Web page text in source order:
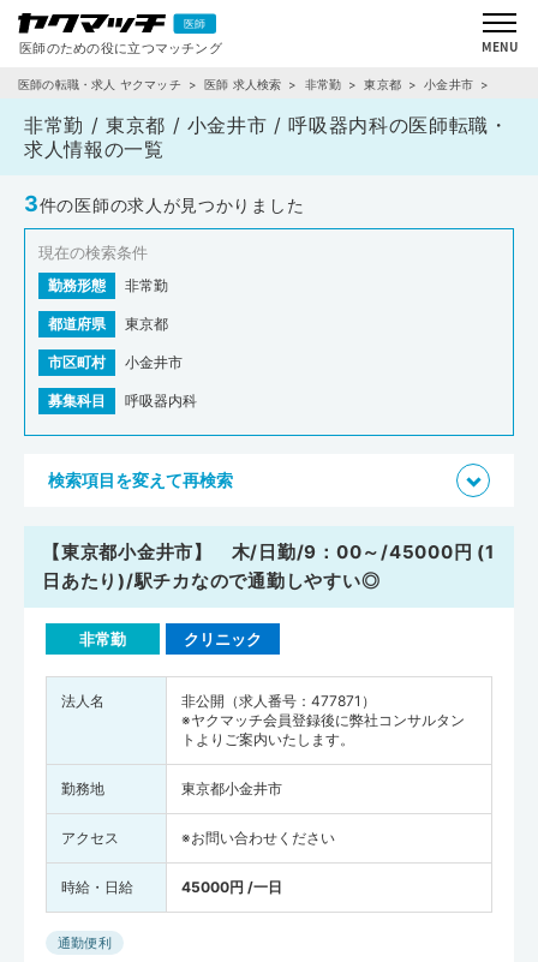
医師の転職・求人 ヤクマッチ 医師 求人検索 非常勤 東京都 小金井市
呼吸器内科
非常勤 / 東京都 / 小金井市 / 呼吸器内科の医師転職・
求人情報の一覧
3件の医師の求人が見つかりました
現在の検索条件
勤務形態 非常勤
都道府県 東京都
市区町村 小金井市
募集科目 呼吸器内科
検索項目を変えて再検索
【東京都小金井市】 木/日勤/9：00～/45000円 (1
日あたり)/駅チカなので通勤しやすい◎
非常勤 クリニック
法人名
非公開（求人番号：477871）
※ヤクマッチ会員登録後に弊社コンサルタン
トよりご案内いたします。
勤務地 東京都小金井市
アクセス ※お問い合わせください
時給・日給 45000円 /一日
通勤便利